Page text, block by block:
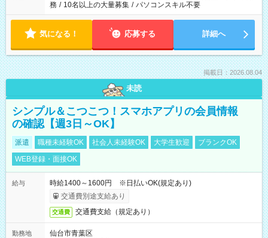
務 / 10名以上の大量募集 / パソコンスキル不要
気になる！ 応募する 詳細へ
掲載日：2026.08.04
未読
シンプル＆こつこつ！スマホアプリの会員情報
の確認【週3日～OK】
派遣 職種未経験OK 社会人未経験OK 大学生歓迎
ブランクOK
WEB登録・面接OK
給与
時給1400～1600円 ※日払いOK(規定あり)
交通費別途支給あり
交通費 交通費支給（規定あり）
勤務地
仙台市青葉区